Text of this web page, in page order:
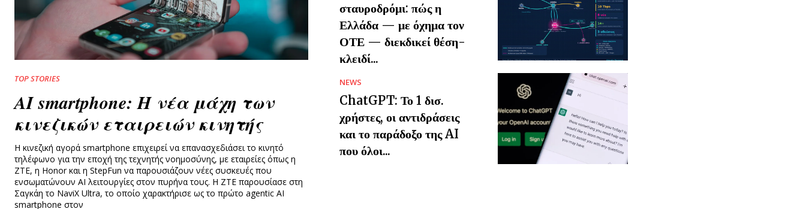
TOP STORIES
AI smartphone: Η νέα μάχη των
κινεζικών εταιρειών κινητής
Η κινεζική αγορά smartphone επιχειρεί να επανασχεδιάσει το κινητό
τηλέφωνο για την εποχή της τεχνητής νοημοσύνης, με εταιρείες όπως η
ZTE, η Honor και η StepFun να παρουσιάζουν νέες συσκευές που
ενσωματώνουν AI λειτουργίες στον πυρήνα τους. Η ZTE παρουσίασε στη
Σαγκάη το NaviX Ultra, το οποίο χαρακτήρισε ως το πρώτο agentic AI
smartphone στον
σταυροδρόμι: πώς η
Ελλάδα — με όχημα τον
ΟΤΕ — διεκδικεί θέση-
κλειδί...
NEWS
ChatGPT: Το 1 δισ.
χρήστες, οι αντιδράσεις
και το παράδοξο της AI
που όλοι...